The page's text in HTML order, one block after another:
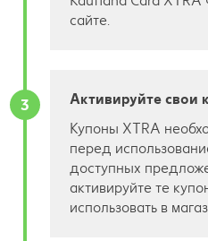
сайте.
3
Активируйте свои
Купоны XTRA
перед
доступных
активируйте те
использовать в